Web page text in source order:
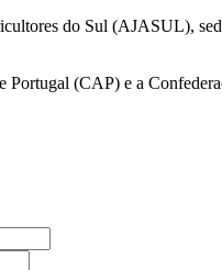
do Sul (AJASUL),
Portugal (CAP) e a